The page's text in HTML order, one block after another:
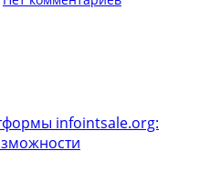
infointsale.org: